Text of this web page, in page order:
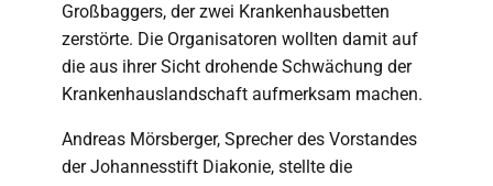
Großbaggers, der zwei Krankenhausbetten
zerstörte. Die Organisatoren wollten damit auf
die aus ihrer Sicht drohende Schwächung der
Krankenhauslandschaft aufmerksam machen.
Andreas Mörsberger, Sprecher des Vorstandes
der Johannesstift Diakonie, stellte die